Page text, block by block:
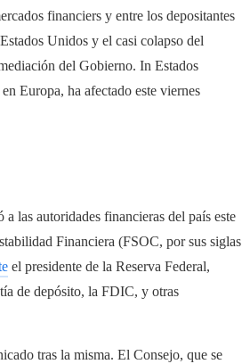
financiers y entre los depositantes
Unidos y el casi colapso del
del Gobierno. In Estados
Europa, ha afectado este viernes
las autoridades financieras del país este
Financiera (FSOC, por sus siglas
el presidente de la Reserva Federal,
de depósito, la FDIC, y otras
tras la misma. El Consejo, que se